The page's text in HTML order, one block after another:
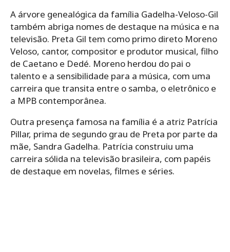
A árvore genealógica da família Gadelha-Veloso-Gil
também abriga nomes de destaque na música e na
televisão. Preta Gil tem como primo direto Moreno
Veloso, cantor, compositor e produtor musical, filho
de Caetano e Dedé. Moreno herdou do pai o
talento e a sensibilidade para a música, com uma
carreira que transita entre o samba, o eletrônico e
a MPB contemporânea.
Outra presença famosa na família é a atriz Patrícia
Pillar, prima de segundo grau de Preta por parte da
mãe, Sandra Gadelha. Patrícia construiu uma
carreira sólida na televisão brasileira, com papéis
de destaque em novelas, filmes e séries.